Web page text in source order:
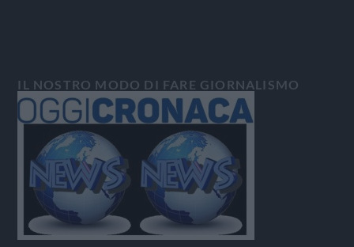
IL NOSTRO MODO DI FARE GIORNALISMO